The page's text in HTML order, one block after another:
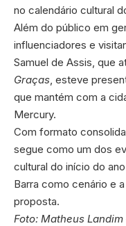
no calendário cultural
Além do público em
influenciadores e
Samuel de Assis, que
Graças, esteve
que mantém com a
Mercury.
Com formato
segue como um dos
cultural do início do
Barra como cenário e
proposta.
Foto: Matheus Landim